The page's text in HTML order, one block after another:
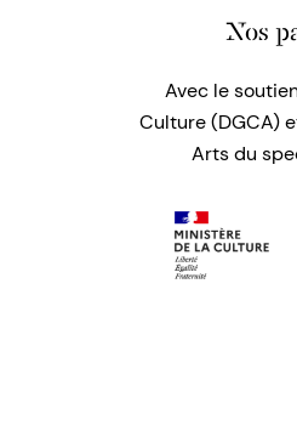
Nos
Avec le
Culture (DGCA)
Arts du